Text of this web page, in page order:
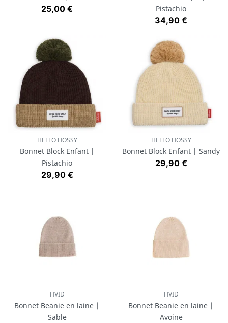
Prix
25,00 €
Pistachio
Prix
34,90 €
HELLO HOSSY
Bonnet Block Enfant |
Pistachio
Prix
29,90 €
HELLO HOSSY
Bonnet Block Enfant | Sandy
Prix
29,90 €
HVID
Bonnet Beanie en laine |
Sable
HVID
Bonnet Beanie en laine |
Avoine